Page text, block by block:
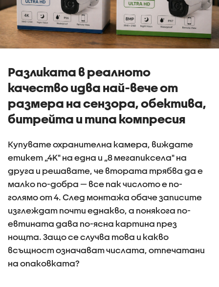
Разликата в реалното
качество идва най-вече от
размера на сензора, обектива,
битрейта и типа компресия
Купувате охранителна камера, виждате
етикет „4K" на една и „8 мегапиксела" на
друга и решавате, че втората трябва да е
малко по-добра — все пак числото е по-
голямо от 4. След монтажа обаче записите
изглеждат почти еднакво, а понякога по-
евтината дава по-ясна картина през
нощта. Защо се случва това и какво
всъщност означават числата, отпечатани
на опаковката?